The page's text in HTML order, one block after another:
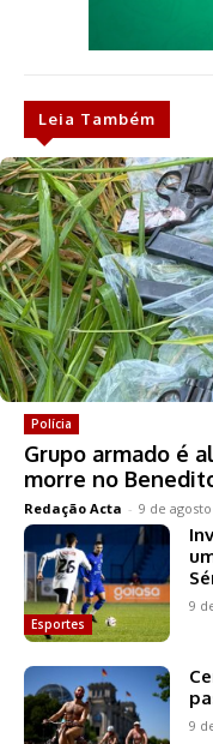
Leia Também
Polícia
Grupo armado é
morre no
Redação Acta - 9 de
Esportes
9
9